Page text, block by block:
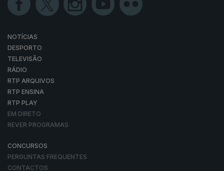
NOTÍCIAS
DESPORTO
TELEVISÃO
RÁDIO
RTP ARQUIVOS
RTP ENSINA
RTP PLAY
EM DIRETO
REVER PROGRAMAS
CONCURSOS
PERGUNTAS FREQUENTES
CONTACTOS